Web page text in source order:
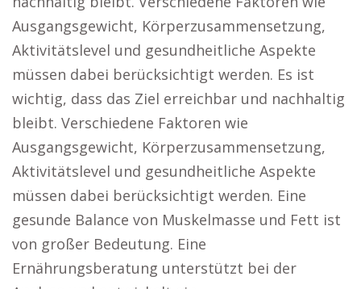
Ausgangsgewicht, Körperzusammensetzung,
Aktivitätslevel und gesundheitliche Aspekte
müssen dabei berücksichtigt werden. Es ist
wichtig, dass das Ziel erreichbar und nachhaltig
bleibt. Verschiedene Faktoren wie
Ausgangsgewicht, Körperzusammensetzung,
Aktivitätslevel und gesundheitliche Aspekte
müssen dabei berücksichtigt werden. Eine
gesunde Balance von Muskelmasse und Fett ist
von großer Bedeutung. Eine
Ernährungsberatung unterstützt bei der